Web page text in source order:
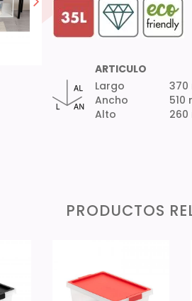
ARTICULO
Largo
Ancho
Alto
370
510
260
PRODUCTOS